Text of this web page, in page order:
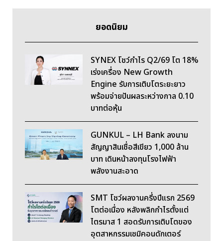
ยอดนิยม
SYNEX โชว์กำไร Q2/69 โต 18%
เร่งเครื่อง New Growth
Engine รับการเติบโตระยะยาว
พร้อมจ่ายปันผลระหว่างกาล 0.10
บาทต่อหุ้น
GUNKUL – LH Bank ลงนาม
สัญญาสินเชื่อสีเขียว 1,000 ล้าน
บาท เดินหน้าลงทุนโรงไฟฟ้า
พลังงานสะอาด
SMT โชว์ผลงานครึ่งปีแรก 2569
โตต่อเนื่อง หลังพลิกกำไรตั้งแต่
ไตรมาส 1 สอดรับการเติบโตของ
อุตสาหกรรมเซมิคอนดักเตอร์